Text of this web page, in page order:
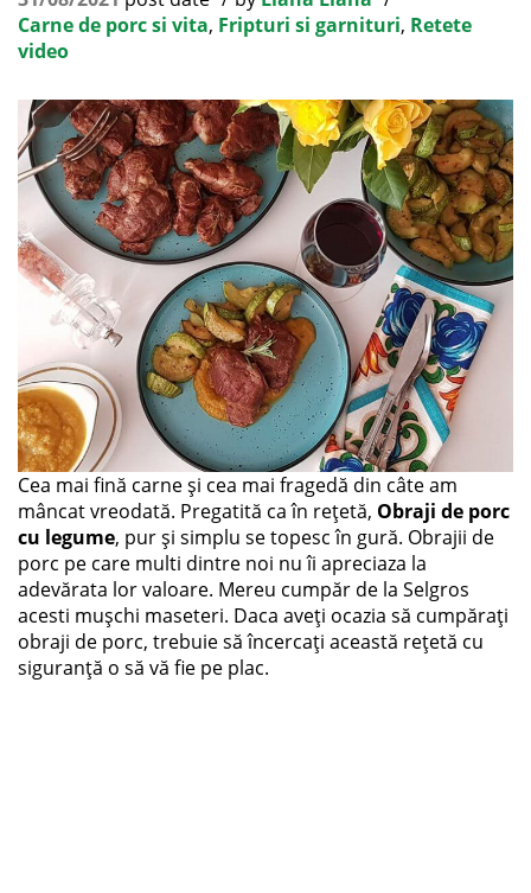
Carne de porc si vita, Fripturi si garnituri, Retete
video
Cea mai fină carne și cea mai fragedă din câte am
mâncat vreodată. Pregatită ca în rețetă, Obraji de porc
cu legume, pur și simplu se topesc în gură. Obrajii de
porc pe care multi dintre noi nu îi apreciaza la
adevărata lor valoare. Mereu cumpăr de la Selgros
acesti mușchi maseteri. Daca aveți ocazia să cumpărați
obraji de porc, trebuie să încercați această rețetă cu
siguranță o să vă fie pe plac.